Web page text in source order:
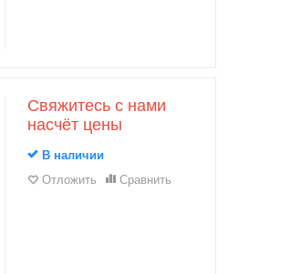
Свяжитесь с нами
насчёт цены
В наличии
Отложить
Сравнить